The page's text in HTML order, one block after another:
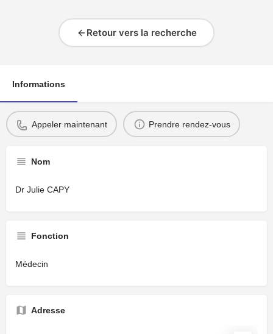
Retour vers la recherche
Informations
Appeler maintenant Prendre rendez-vous
Nom
Dr Julie CAPY
Fonction
Médecin
Adresse